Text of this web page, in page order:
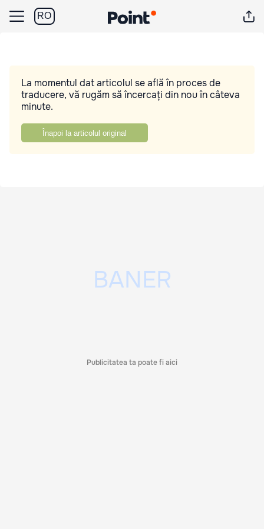
RO
La momentul dat articolul se află în proces de
traducere, vă rugăm să încercați din nou în câteva
minute.
Înapoi la articolul original
Publicitatea ta poate fi aici